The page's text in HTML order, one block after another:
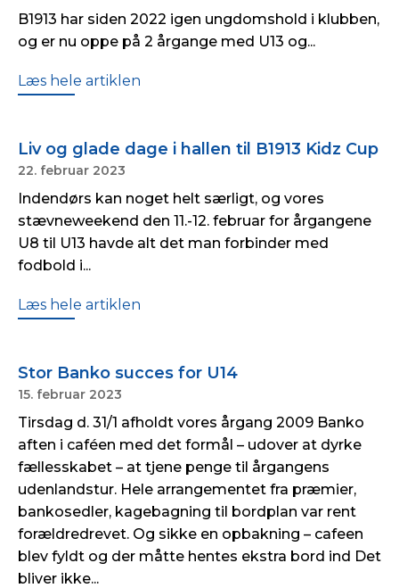
B1913 har siden 2022 igen ungdomshold i klubben,
og er nu oppe på 2 årgange med U13 og...
Læs hele artiklen
Liv og glade dage i hallen til B1913 Kidz Cup
22. februar 2023
Indendørs kan noget helt særligt, og vores
stævneweekend den 11.-12. februar for årgangene
U8 til U13 havde alt det man forbinder med
fodbold i...
Læs hele artiklen
Stor Banko succes for U14
15. februar 2023
Tirsdag d. 31/1 afholdt vores årgang 2009 Banko
aften i caféen med det formål – udover at dyrke
fællesskabet – at tjene penge til årgangens
udenlandstur. Hele arrangementet fra præmier,
bankosedler, kagebagning til bordplan var rent
forældredrevet. Og sikke en opbakning – cafeen
blev fyldt og der måtte hentes ekstra bord ind Det
bliver ikke...